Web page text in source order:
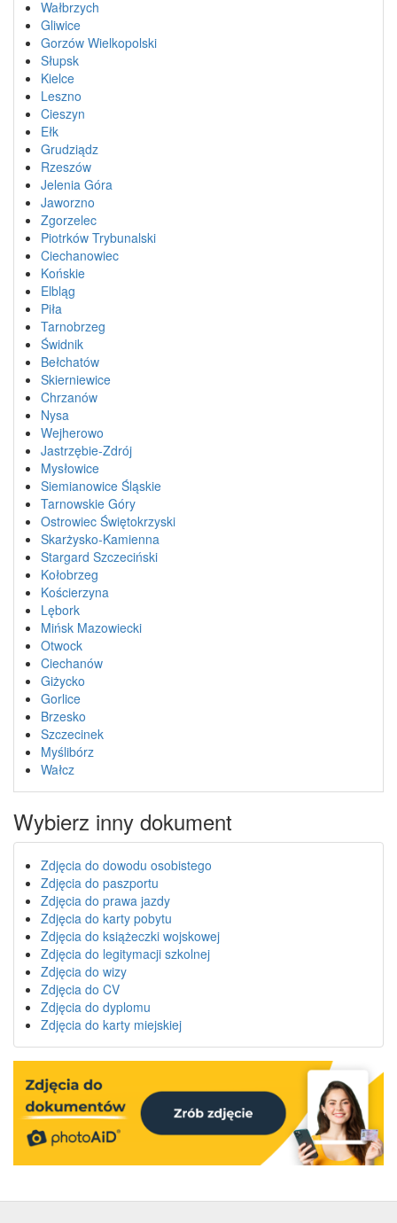
Wałbrzych
Gliwice
Gorzów Wielkopolski
Słupsk
Kielce
Leszno
Cieszyn
Ełk
Grudziądz
Rzeszów
Jelenia Góra
Jaworzno
Zgorzelec
Piotrków Trybunalski
Ciechanowiec
Końskie
Elbląg
Piła
Tarnobrzeg
Świdnik
Bełchatów
Skierniewice
Chrzanów
Nysa
Wejherowo
Jastrzębie-Zdrój
Mysłowice
Siemianowice Śląskie
Tarnowskie Góry
Ostrowiec Świętokrzyski
Skarżysko-Kamienna
Stargard Szczeciński
Kołobrzeg
Kościerzyna
Lębork
Mińsk Mazowiecki
Otwock
Ciechanów
Giżycko
Gorlice
Brzesko
Szczecinek
Myślibórz
Wałcz
Wybierz inny dokument
Zdjęcia do dowodu osobistego
Zdjęcia do paszportu
Zdjęcia do prawa jazdy
Zdjęcia do karty pobytu
Zdjęcia do książeczki wojskowej
Zdjęcia do legitymacji szkolnej
Zdjęcia do wizy
Zdjęcia do CV
Zdjęcia do dyplomu
Zdjęcia do karty miejskiej